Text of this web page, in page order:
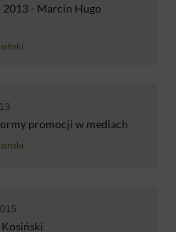
2013 - Marcin Hugo
promocji w mediach